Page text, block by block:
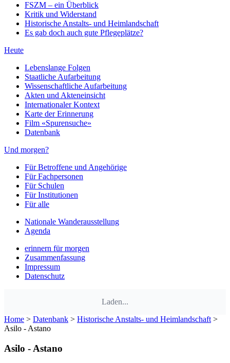
FSZM – ein Überblick
Kritik und Widerstand
Historische Anstalts- und Heimlandschaft
Es gab doch auch gute Pflegeplätze?
Heute
Lebenslange Folgen
Staatliche Aufarbeitung
Wissenschaftliche Aufarbeitung
Akten und Akteneinsicht
Internationaler Kontext
Karte der Erinnerung
Film «Spurensuche»
Datenbank
Und morgen?
Für Betroffene und Angehörige
Für Fachpersonen
Für Schulen
Für Institutionen
Für alle
Nationale Wanderausstellung
Agenda
erinnern für morgen
Zusammenfassung
Impressum
Datenschutz
Laden...
Home > Datenbank > Historische Anstalts- und Heimlandschaft >
Asilo - Astano
Asilo - Astano